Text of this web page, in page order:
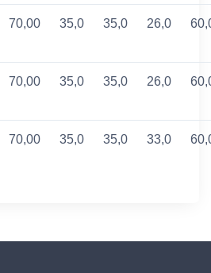
70,00 35,0 35,0 26,0
70,00 35,0 35,0 26,0
70,00 35,0 35,0 33,0